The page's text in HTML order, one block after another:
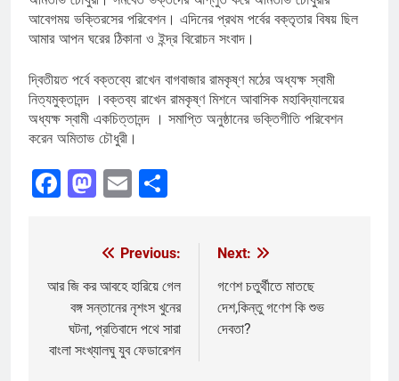
আবেগময় ভক্তিরসের পরিবেশন। এদিনের প্রথম পর্বের বক্তৃতার বিষয় ছিল
আমার আপন ঘরের ঠিকানা ও ইন্দ্র বিরোচন সংবাদ।
দ্বিতীয়ত পর্বে বক্তব্যে রাখেন বাগবাজার রামকৃষ্ণ মঠের অধ্যক্ষ স্বামী
নিত্যমুক্তানন্দ ।বক্তব্য রাখেন রামকৃষ্ণ মিশনে আবাসিক মহাবিদ্যালয়ের
অধ্যক্ষ স্বামী একচিত্তানন্দ । সমাপ্তি অনুষ্ঠানের ভক্তিগীতি পরিবেশন
করেন অমিতাভ চৌধুরী।
Facebook
Mastodon
Email
navigation
Previous:
আর জি কর আবহে হারিয়ে গেল
বঙ্গ সন্তানের নৃশংস খুনের
ঘটনা, প্রতিবাদে পথে সারা
বাংলা সংখ্যালঘু যুব ফেডারেশন
Next:
গণেশ চতুর্থীতে মাতছে
দেশ,কিন্তু গণেশ কি শুভ
দেবতা?